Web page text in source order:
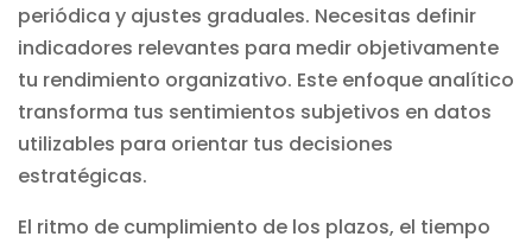
periódica y ajustes graduales. Necesitas definir
indicadores relevantes para medir objetivamente
tu rendimiento organizativo. Este enfoque analítico
transforma tus sentimientos subjetivos en datos
utilizables para orientar tus decisiones
estratégicas.
El ritmo de cumplimiento de los plazos, el tiempo